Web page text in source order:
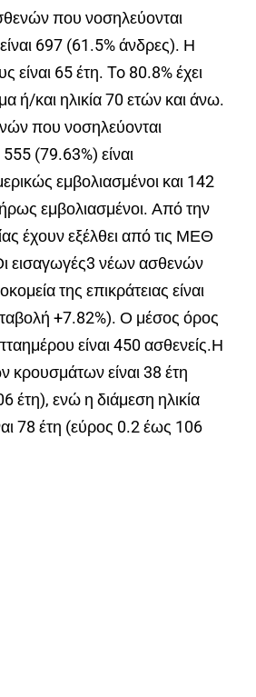
που νοσηλεύονται
697 (61.5% άνδρες). Η
είναι 65 έτη. To 80.8% έχει
ή/και ηλικία 70 ετών και άνω.
που νοσηλεύονται
(79.63%) είναι
εμβολιασμένοι και 142
εμβολιασμένοι. Από την
έχουν εξέλθει από τις ΜΕΘ
εισαγωγές3 νέων ασθενών
της επικράτειας είναι
+7.82%). Ο μέσος όρος
είναι 450 ασθενείς.Η
κρουσμάτων είναι 38 έτη
έτη), ενώ η διάμεση ηλικία
78 έτη (εύρος 0.2 έως 106